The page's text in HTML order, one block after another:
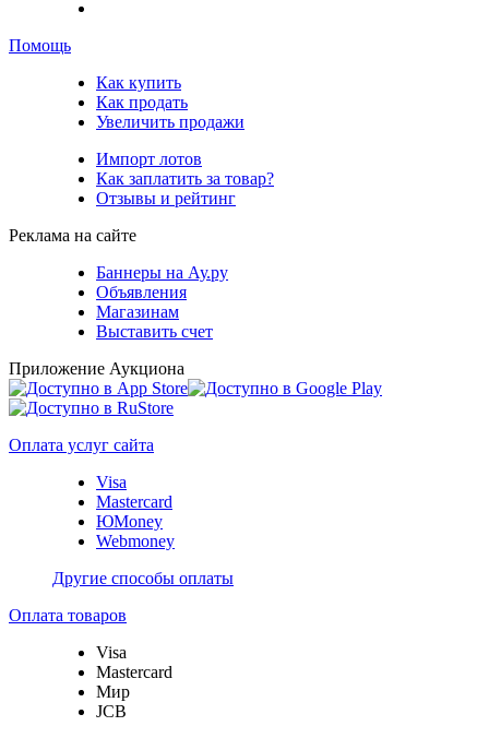
Помощь
Как купить
Как продать
Увеличить продажи
Импорт лотов
Как заплатить за товар?
Отзывы и рейтинг
Реклама на сайте
Баннеры на Ау.ру
Объявления
Магазинам
Выставить счет
Приложение Аукциона
Оплата услуг сайта
Visa
Mastercard
ЮMoney
Webmoney
Другие способы оплаты
Оплата товаров
Visa
Mastercard
Мир
JCB